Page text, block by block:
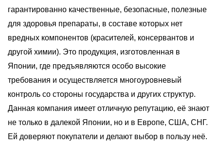
гарантированно качественные, безопасные, полезные
для здоровья препараты, в составе которых нет
вредных компонентов (красителей, консервантов и
другой химии). Это продукция, изготовленная в
Японии, где предъявляются особо высокие
требования и осуществляется многоуровневый
контроль со стороны государства и других структур.
Данная компания имеет отличную репутацию, её знают
не только в далекой Японии, но и в Европе, США, СНГ.
Ей доверяют покупатели и делают выбор в пользу неё.